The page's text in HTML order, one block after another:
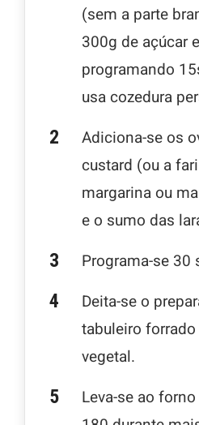
(sem a parte
300g de açúcar
programando
usa cozedura
Adiciona-se os
custard (ou a
margarina ou
e o sumo das
Programa-se 30
Deita-se o
tabuleiro
vegetal.
Leva-se ao